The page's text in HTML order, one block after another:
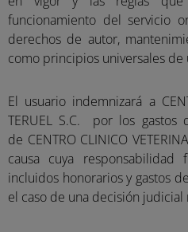
funcionamiento del servicio
derechos de autor,
como principios universales de
El usuario indemnizará a
TERUEL S.C. por los gastos
de CENTRO CLINICO
causa cuya
incluidos honorarios y gastos
el caso de una decisión judicial